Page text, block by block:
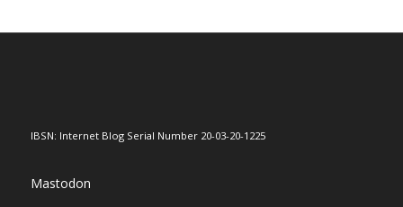
IBSN: Internet Blog Serial Number 20-03-20-1225
Mastodon